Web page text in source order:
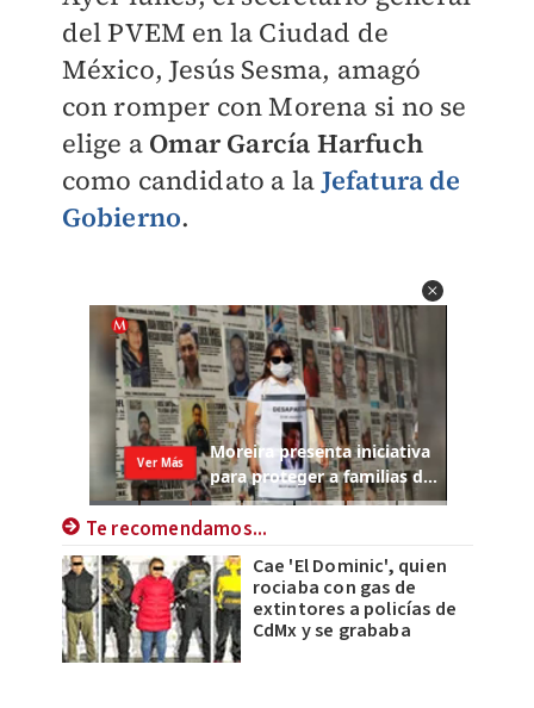
del PVEM en la Ciudad de
México, Jesús Sesma, amagó
con romper con Morena si no se
elige a Omar García Harfuch
como candidato a la Jefatura de
Gobierno.
Te recomendamos...
Cae 'El Dominic', quien
rociaba con gas de
extintores a policías de
CdMx y se grababa